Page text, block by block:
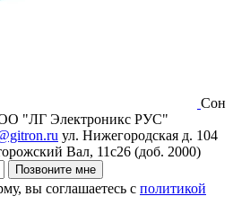
Сон
"ЛГ Электроникс РУС"
ул. Нижегородская д. 104
Вал, 11с26 (доб. 2000)
Позвоните мне
вы соглашаетесь с политикой